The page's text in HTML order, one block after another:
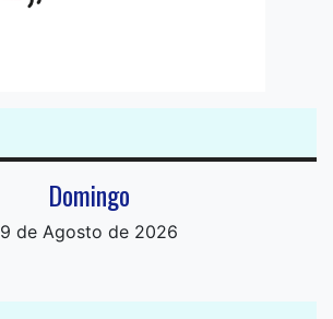
Domingo
9 de Agosto de 2026